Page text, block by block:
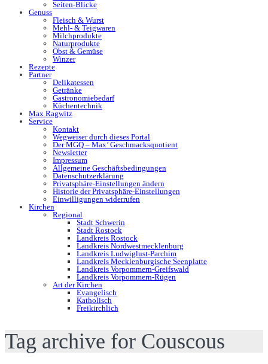
Seiten-Blicke
Genuss
Fleisch & Wurst
Mehl- & Teigwaren
Milchprodukte
Naturprodukte
Obst & Gemüse
Winzer
Rezepte
Partner
Delikatessen
Getränke
Gastronomiebedarf
Küchentechnik
Max Ragwitz
Service
Kontakt
Wegweiser durch dieses Portal
Der MGQ – Max’ Geschmacksquotient
Newsletter
Impressum
Allgemeine Geschäftsbedingungen
Datenschutzerklärung
Privatsphäre-Einstellungen ändern
Historie der Privatsphäre-Einstellungen
Einwilligungen widerrufen
Kirchen
Regional
Stadt Schwerin
Stadt Rostock
Landkreis Rostock
Landkreis Nordwestmecklenburg
Landkreis Ludwiglust-Parchim
Landkreis Mecklenburgische Seenplatte
Landkreis Vorpommern-Greifswald
Landkreis Vorpommern-Rügen
Art der Kirchen
Evangelisch
Katholisch
Freikirchlich
Tag archive for Couscous